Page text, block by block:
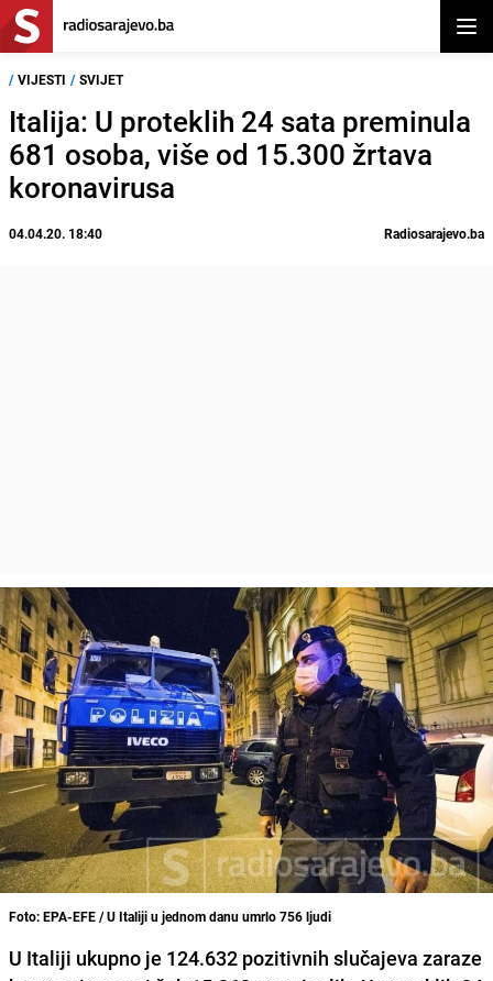
/ VIJESTI / SVIJET
Italija: U proteklih 24 sata preminula
681 osoba, više od 15.300 žrtava
koronavirusa
04.04.20. 18:40 Radiosarajevo.ba
Foto: EPA-EFE / U Italiji u jednom danu umrlo 756 ljudi
U Italiji ukupno je 124.632 pozitivnih slučajeva zaraze